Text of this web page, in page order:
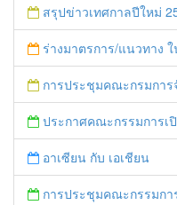
สรุปข่าวเทศกาลปีใหม่
ร่างมาตรการ/แนวทาง ในการดำเนินการประก
การประชุมคณะกรมการจังหวัด/หน.ส่วนราช
ประกาศคณะกรรมการเ
อาเซียน กับ เอเชียน
การประชุมคณะกรรมการพัฒนาชุมชนในพื้นที่รอบโรงไฟฟ้า (คพรฟ.) ครั้ง